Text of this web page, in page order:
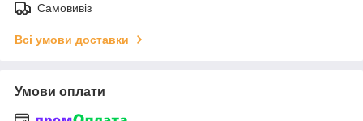
Самовивіз
Всі умови доставки
Умови оплати